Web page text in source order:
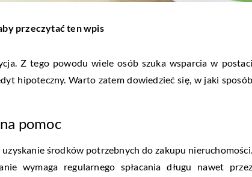
przeczytać ten wpis
Z tego powodu wiele osób szuka wsparcia w postaci
hipoteczny. Warto zatem dowiedzieć się, w jaki sposób
pomoc
środków potrzebnych do zakupu nieruchomości.
wymaga regularnego spłacania długu nawet przez